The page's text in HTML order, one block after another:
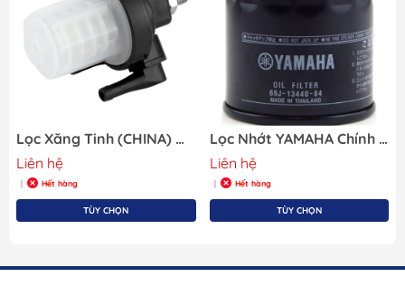
Lọc Xăng Tinh (CHINA) Máy Yamaha Gắn Ngoài Cho Tàu Cano, Hãng OEM 61N-24560-00-CHN
Liên hệ
Hết hàng
TÙY CHỌN
Lọc Nhớt YAMAHA Chính Hãng 69J-13440-04
Liên hệ
Hết hàng
TÙY CHỌN